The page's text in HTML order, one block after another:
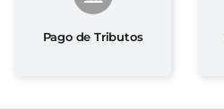
Pago de Tributos